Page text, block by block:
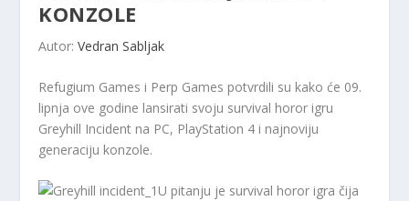
KONZOLE
Autor:Vedran Sabljak
Refugium Games i Perp Games potvrdili su kako će 09.
lipnja ove godine lansirati svoju survival horor igru ​​
Greyhill Incident na PC, PlayStation 4 i najnoviju
generaciju konzole.
U pitanju je survival horor igra čija